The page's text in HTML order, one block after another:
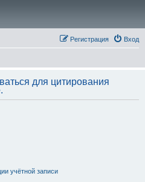
Вход
Регистрация
для цитирования
учётной записи